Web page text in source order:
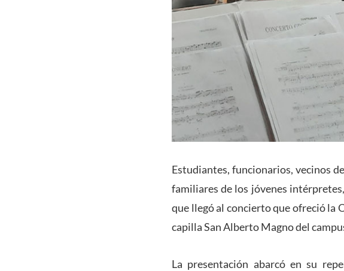
Estudiantes, funcionarios, vecinos
familiares de los jóvenes
que llegó al concierto que ofreció la
capilla San Alberto Magno del
La presentación abarcó en su